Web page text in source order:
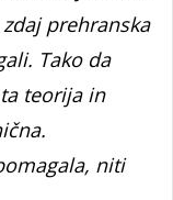
prehranska
Tako da
teorija in
niti